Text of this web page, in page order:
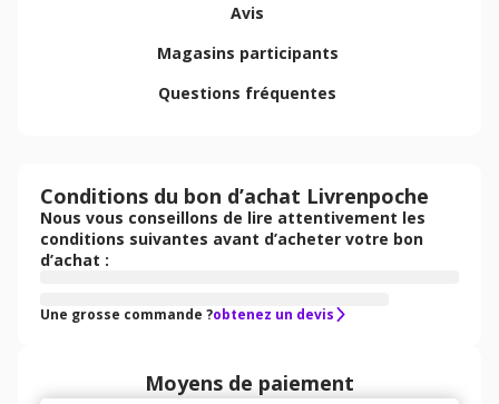
Avis
Magasins participants
Questions fréquentes
Conditions du bon d’achat Livrenpoche
Nous vous conseillons de lire attentivement les
conditions suivantes avant d’acheter votre bon
d’achat :
Une grosse commande ?obtenez un devis
Moyens de paiement